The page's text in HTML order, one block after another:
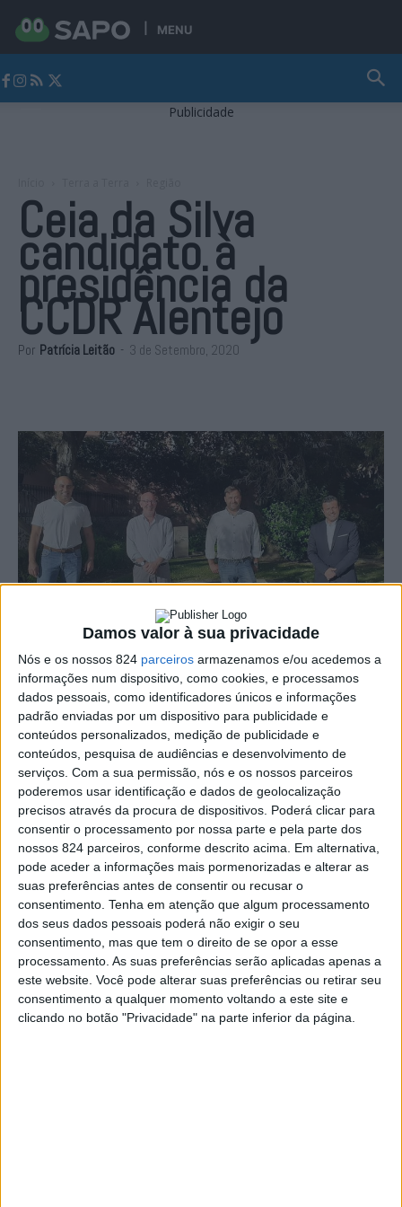
Damos valor à sua privacidade
Nós e os nossos 824 parceiros armazenamos e/ou acedemos a
informações num dispositivo, como cookies, e processamos
dados pessoais, como identificadores únicos e informações
padrão enviadas por um dispositivo para publicidade e
conteúdos personalizados, medição de publicidade e
conteúdos, pesquisa de audiências e desenvolvimento de
serviços. Com a sua permissão, nós e os nossos parceiros
poderemos usar identificação e dados de geolocalização
precisos através da procura de dispositivos. Poderá clicar para
consentir o processamento por nossa parte e pela parte dos
nossos 824 parceiros, conforme descrito acima. Em alternativa,
pode aceder a informações mais pormenorizadas e alterar as
suas preferências antes de consentir ou recusar o
consentimento. Tenha em atenção que algum processamento
dos seus dados pessoais poderá não exigir o seu
consentimento, mas que tem o direito de se opor a esse
processamento. As suas preferências serão aplicadas apenas a
este website. Você pode alterar suas preferências ou retirar seu
consentimento a qualquer momento voltando a este site e
clicando no botão "Privacidade" na parte inferior da página.
MENU
Publicidade
Ceia da Silva
candidato à
presidência da
CCDR Alentejo
Por Patrícia Leitão - 3 de Setembro, 2020
António Ceia da Silva, actual presidente da Entidade
Regional de Turismo do Alentejo e Ribatejo, confirmou
que será candidato à presidência da CCDR Alentejo,
cujas eleições deverão ocorrer no próximo mês de
Outubro.
«Com o sentido de servir a minha terra,com convicção e
grande determinação decidi candidatar-me com enorme
orgulho à Presidência da CCDR ALENTEJO», revelou o
ex-deputado socialista na sua página pessoal nas redes
sociais, acrescentando que esta sua candidatura tem o
apoio dos presidentes das Federações do PS de Beja,